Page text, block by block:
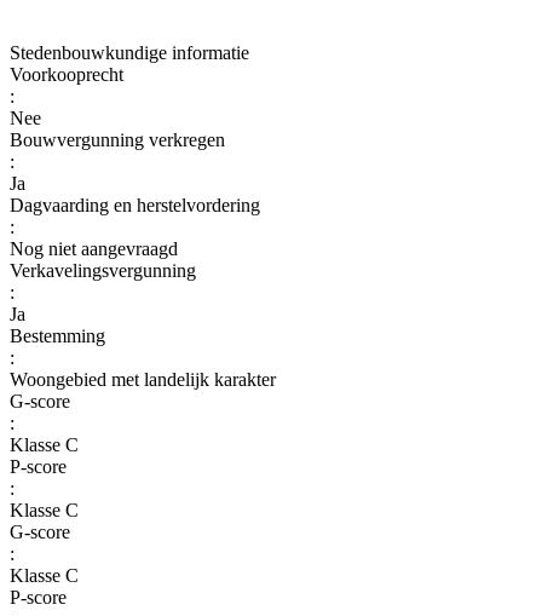
Stedenbouwkundige informatie
Voorkooprecht
:
Nee
Bouwvergunning verkregen
:
Ja
Dagvaarding en herstelvordering
:
Nog niet aangevraagd
Verkavelingsvergunning
:
Ja
Bestemming
:
Woongebied met landelijk karakter
G-score
:
Klasse C
P-score
:
Klasse C
G-score
:
Klasse C
P-score